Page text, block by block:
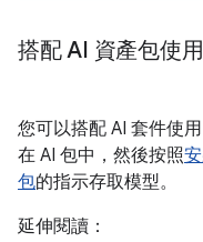
搭配 AI 資產包使
您可以搭配 AI 套件使
在 AI 包中，然後按照
包的指示存取模型。
延伸閱讀：